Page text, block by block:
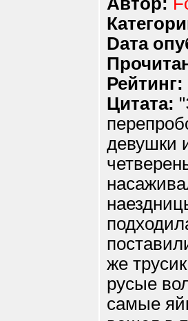
Dата
Рейтинг:
Цитата:
девушки
же
русые
самые